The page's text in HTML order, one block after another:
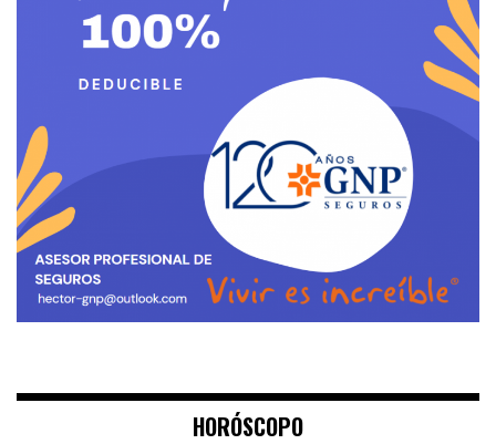
HORÓSCOPO